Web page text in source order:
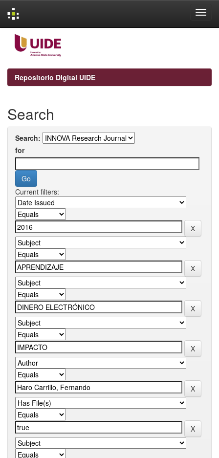
navigation
Repositorio Digital UIDE
Search
Search:
for
Current filters: